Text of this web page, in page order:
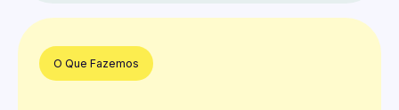
O Que Fazemos